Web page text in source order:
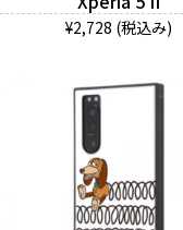
¥2,728 (税込み)